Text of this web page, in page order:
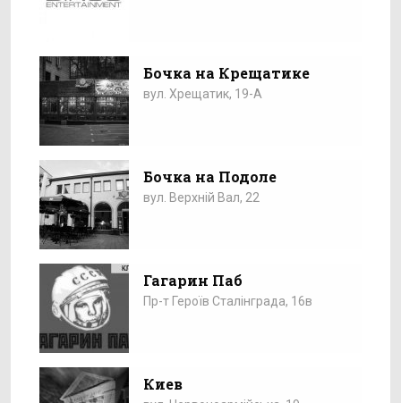
Бочка на Крещатике
вул. Хрещатик, 19-А
Бочка на Подоле
вул. Верхній Вал, 22
Гагарин Паб
Пр-т Героїв Сталінграда, 16в
Киев